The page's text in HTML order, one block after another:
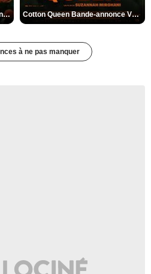
Des Fleurs pour Tokyo Bande-annonce VO STFR Cotton Queen Bande-annonce VO STFR
à ne pas manquer